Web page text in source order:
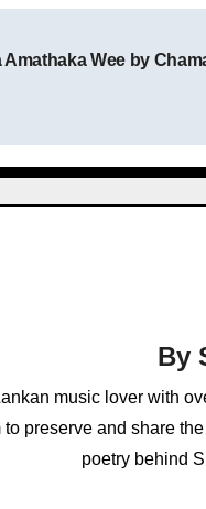
Wee by
By
music lover with
preserve and share
poetry behind